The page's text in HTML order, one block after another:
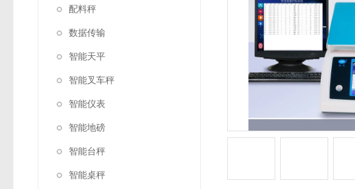
配料秤
数据传输
智能天平
智能叉车秤
智能仪表
智能地磅
智能台秤
智能桌秤